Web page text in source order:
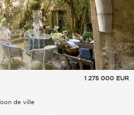
1 275 000 EUR
de ville